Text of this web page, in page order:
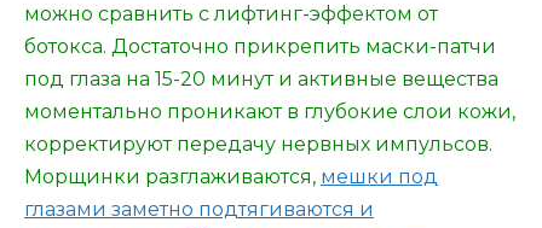
можно сравнить с лифтинг-эффектом от
ботокса. Достаточно прикрепить маски-патчи
под глаза на 15-20 минут и активные вещества
моментально проникают в глубокие слои кожи,
корректируют передачу нервных импульсов.
Морщинки разглаживаются, мешки под
глазами заметно подтягиваются и